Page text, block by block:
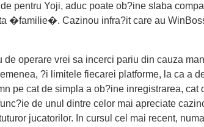
pentru Yoji, aduc poate ob?ine slaba
Cazinou infra?it care au
operare vrei sa incerci pariu din cauza
?i limitele fiecarei platforme, la ca a
pe cat de simpla a ob?ine inregistrarea,
de unul dintre celor mai apreciate
jucatorilor. In cursul cel mai recent,